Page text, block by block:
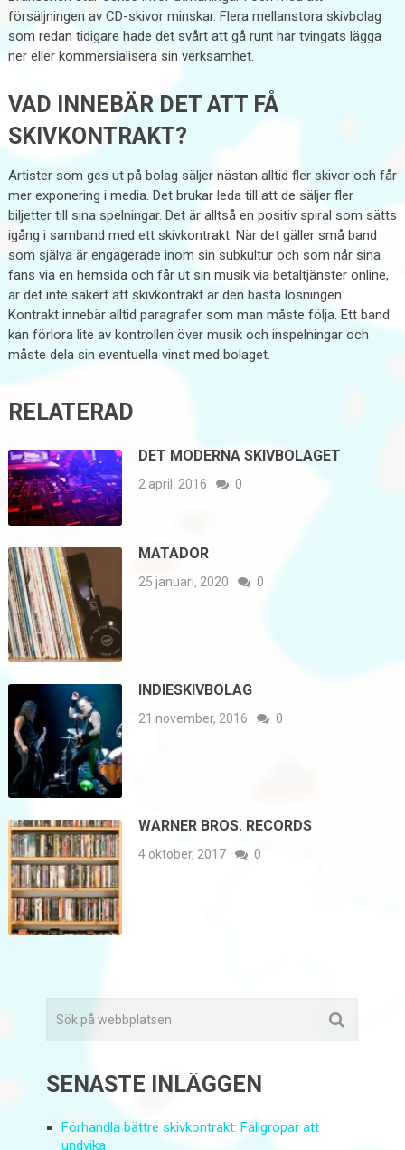
försäljningen av CD-skivor minskar. Flera mellanstora skivbolag
som redan tidigare hade det svårt att gå runt har tvingats lägga
ner eller kommersialisera sin verksamhet.
VAD INNEBÄR DET ATT FÅ
SKIVKONTRAKT?
Artister som ges ut på bolag säljer nästan alltid fler skivor och får
mer exponering i media. Det brukar leda till att de säljer fler
biljetter till sina spelningar. Det är alltså en positiv spiral som sätts
igång i samband med ett skivkontrakt. När det gäller små band
som själva är engagerade inom sin subkultur och som når sina
fans via en hemsida och får ut sin musik via betaltjänster online,
är det inte säkert att skivkontrakt är den bästa lösningen.
Kontrakt innebär alltid paragrafer som man måste följa. Ett band
kan förlora lite av kontrollen över musik och inspelningar och
måste dela sin eventuella vinst med bolaget.
RELATERAD
DET MODERNA SKIVBOLAGET
2 april, 2016 0
MATADOR
25 januari, 2020 0
INDIESKIVBOLAG
21 november, 2016 0
WARNER BROS. RECORDS
4 oktober, 2017 0
SENASTE INLÄGGEN
Förhandla bättre skivkontrakt: Fallgropar att
undvika